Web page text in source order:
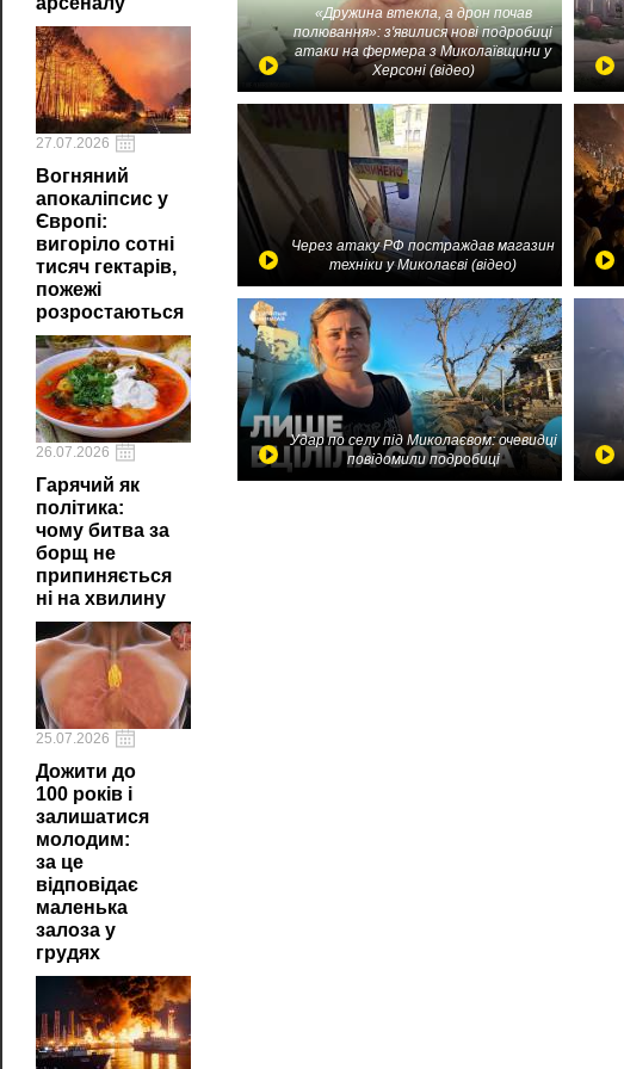
27.07.2026
Вогняний
апокаліпсис у
Європі:
вигоріло сотні
тисяч гектарів,
пожежі
розростаються
26.07.2026
Гарячий як
політика:
чому битва за
борщ не
припиняється
ні на хвилину
25.07.2026
Дожити до
100 років і
залишатися
молодим:
за це
відповідає
маленька
залоза у
грудях
«Дружина втекла, а дрон почав
полювання»: з'явилися нові подробиці
атаки на фермера з Миколаївщини у
Херсоні (відео)
Через атаку РФ постраждав магазин
техніки у Миколаєві (відео)
Удар по селу під Миколаєвом: очевидці
повідомили подробиці